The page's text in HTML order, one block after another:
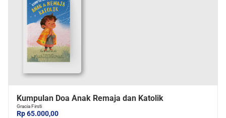
Kumpulan Doa Anak Remaja dan Katolik
Gracia Firsti
Rp 65.000,00